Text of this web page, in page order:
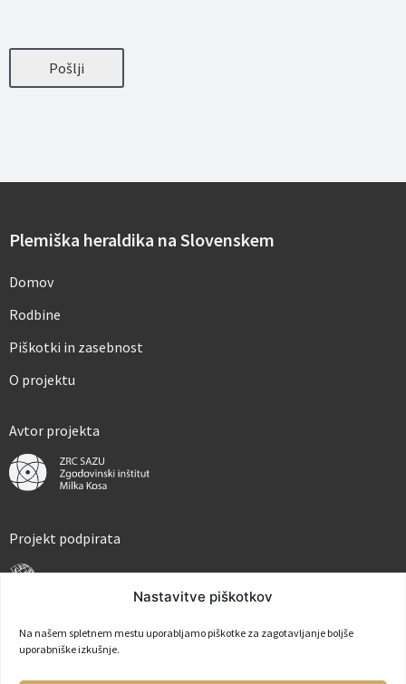
Nastavitve piškotkov
Na našem spletnem mestu uporabljamo piškotke za zagotavljanje boljše
uporabniške izkušnje.
v
s
p
t
o
v
*
Pošlji
Plemiška heraldika na Slovenskem
Domov
Rodbine
Piškotki in zasebnost
O projektu
Avtor projekta
Projekt podpirata
Partner